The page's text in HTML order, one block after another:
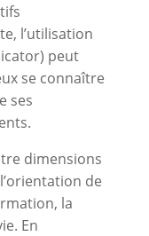
l’utilisation
peut
se connaître
ses
dimensions
de
la
En